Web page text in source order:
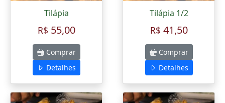
Tilápia
R$ 55,00
Comprar
Detalhes
Tilápia 1/2
R$ 41,50
Comprar
Detalhes